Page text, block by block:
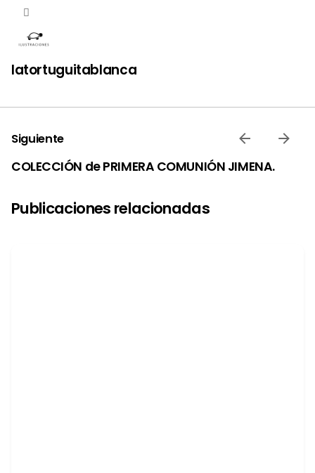
latortuguitablanca
Siguiente
COLECCIÓN de PRIMERA COMUNIÓN JIMENA.
Publicaciones relacionadas